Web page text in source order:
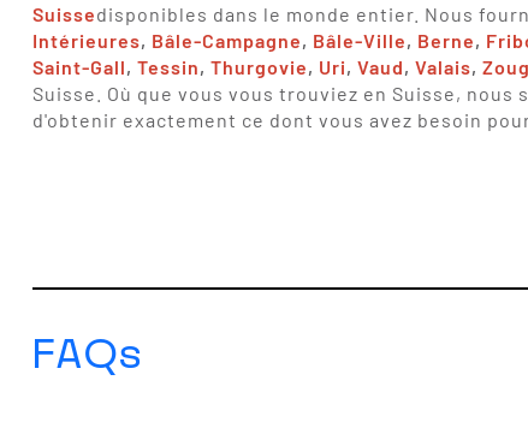
Suissedisponibles dans le monde entier. Nous
Intérieures, Bâle-Campagne, Bâle-Ville, Berne,
Saint-Gall, Tessin, Thurgovie, Uri, Vaud, Valais, Zoug
Suisse. Où que vous vous trouviez en Suisse,
d'obtenir exactement ce dont vous avez besoin
FAQs